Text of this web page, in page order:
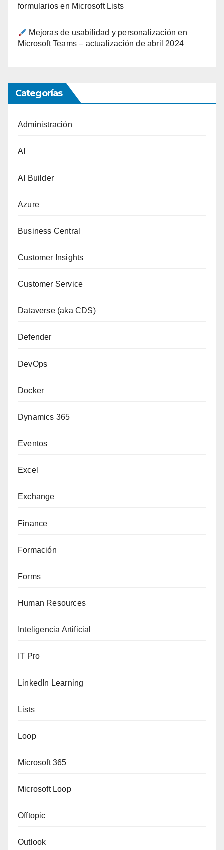
formularios en Microsoft Lists
Mejoras de usabilidad y personalización en
Microsoft Teams – actualización de abril 2024
Categorías
Administración
AI
AI Builder
Azure
Business Central
Customer Insights
Customer Service
Dataverse (aka CDS)
Defender
DevOps
Docker
Dynamics 365
Eventos
Excel
Exchange
Finance
Formación
Forms
Human Resources
Inteligencia Artificial
IT Pro
LinkedIn Learning
Lists
Loop
Microsoft 365
Microsoft Loop
Offtopic
Outlook